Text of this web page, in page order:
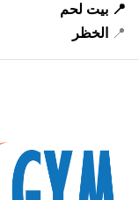
📍 بيت لحم
📍 الخظر